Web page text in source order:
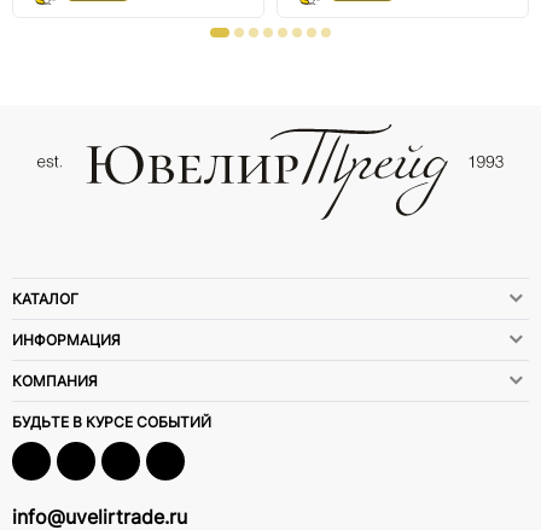
КАТАЛОГ
ИНФОРМАЦИЯ
КОМПАНИЯ
БУДЬТЕ В КУРСЕ СОБЫТИЙ
info@uvelirtrade.ru